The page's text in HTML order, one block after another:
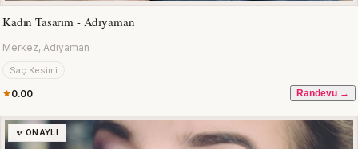
Kadın Tasarım - Adıyaman
Merkez, Adıyaman
Saç Kesimi
0.00 Randevu →
✨ ONAYLI